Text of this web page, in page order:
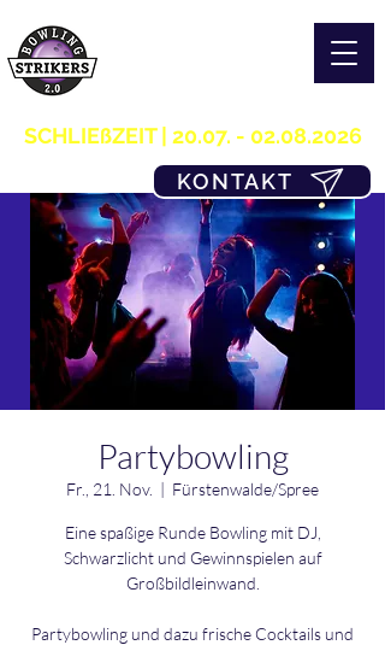
SCHLIEßZEIT | 20.07. - 02.08.2026
KONTAKT
Partybowling
Fr., 21. Nov.
  |
Fürstenwalde/Spree
Eine spaßige Runde Bowling mit DJ,
Schwarzlicht und Gewinnspielen auf
Großbildleinwand.
Partybowling und dazu frische Cocktails und